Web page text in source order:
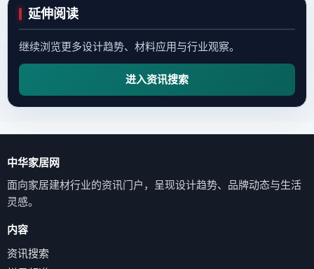
延伸阅读
继续浏览更多设计趋势、材料应用与行业观察。
进入资讯搜索
中华家居网
面向家居建材行业的资讯门户，呈现设计趋势、品牌动态与生活
灵感。
内容
资讯搜索